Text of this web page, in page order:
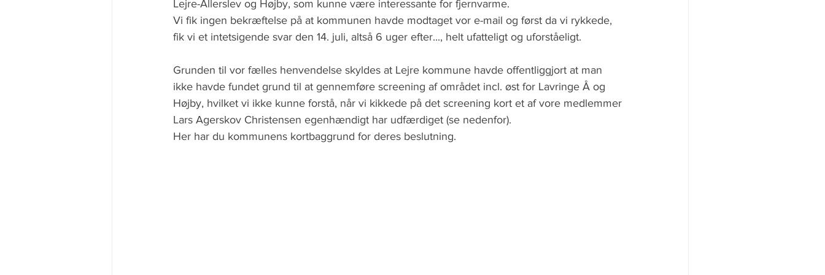
Lejre-Allerslev og Højby, som kunne være interessante for fjernvarme.
Vi fik ingen bekræftelse på at kommunen havde modtaget vor e-mail og først da vi rykkede,
fik vi et intetsigende svar den 14. juli, altså 6 uger efter..., helt ufatteligt og uforståeligt.
Grunden til vor fælles henvendelse skyldes at Lejre kommune havde offentliggjort at man
ikke havde fundet grund til at gennemføre screening af området incl. øst for Lavringe Å og
Højby, hvilket vi ikke kunne forstå, når vi kikkede på det screening kort et af vore medlemmer
Lars Agerskov Christensen egenhændigt har udfærdiget (se nedenfor).
Her har du kommunens kortbaggrund for deres beslutning.